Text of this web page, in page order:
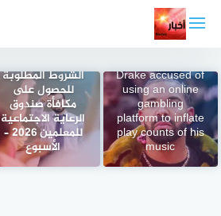
المحتوى
Drake accused of
using an online
gambling
platform to inflate
play counts of his
music
الشروط المطلوبة
للحصول على
مكافأة صندوق
الرعاية الاجتماعية
للمعلمين 2026 –
الأسبوع